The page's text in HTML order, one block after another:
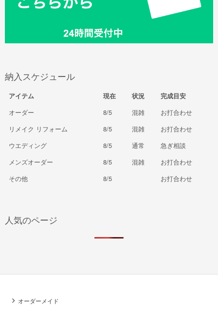
納入スケジュール
アイテム 現在 状況
完成目安
オーダー
8/5 混雑
お打合わせ
リメイク リフォーム
8/5 混雑
お打合わせ
ウエディング
8/5 通常
急ぎ相談
メンズオーダー
8/5 混雑
お打合わせ
その他
8/5 お打合わせ
人気のページ
オーダーメイド